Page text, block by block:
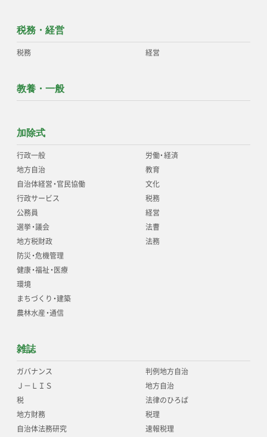
税務・経営
税務 経営
教養・一般
加除式
行政一般
地方自治
自治体経営・官民協働
行政サービス
公務員
選挙・議会
地方税財政
防災・危機管理
健康・福祉・医療
環境
まちづくり・建築
農林水産・通信
労働・経済
教育
文化
税務
経営
法曹
法務
雑誌
ガバナンス
Ｊ－ＬＩＳ
税
地方財務
自治体法務研究
判例地方自治
地方自治
法律のひろば
税理
速報税理